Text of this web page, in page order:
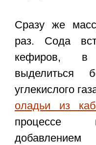
Сразу же
раз. Сода
кефиров, в
выделиться
углекислого
оладьи из
процессе